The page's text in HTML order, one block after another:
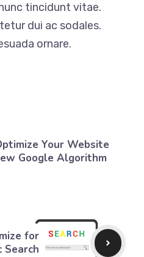
tincidunt vitae.
dui ac sodales.
ornare.
Your Website
Google Algorithm
for
Search